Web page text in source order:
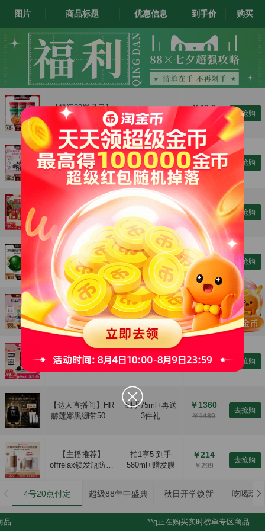
图片 商品标题 优惠信息 到手价 购买
【超级88爆品日】
食族人火辣爆肚粉
豌豆酸辣粉桶装方
便速食宵夜
官方立减8.7
￥48.9
￥57.6
去抢购
【超级88爆品日】
东阿阿胶桃花姬红
枣枸杞阿胶糕160g
送礼长辈父母
赠100g*2盒+立
减72+领168元
券
￥151.05
￥300
去抢购
【88预售直播间专
享】英氏忆小口鲜
果山楂棒儿童健康
营养零食
立减25+领46元
￥175.9
￥200.9
去抢购
【蜜蜂惊喜社】马
应龙眼霜淡化眼袋
黑眼圈细纹紧致抗
皱保湿八宝
赠25g+15ml+眼
膜2片
￥208
￥248
去抢购
【达人直播间】汤
臣倍健健力多氨糖
软骨素钙片200粒补
软骨护关节
赠60粒+立减
36+领64元券
￥263.9
￥299.9
去抢购
【超级88】五谷磨
房无糖芝麻丸健康
赠108g*2+63g*4
￥135.8
￥159.8
去抢购
【达人直播间】HR
赫莲娜黑绷带50%
到手75ml+再送
3件礼
￥1360
￥1480
去抢购
【主播推荐】
offrelax锁发瓶防脱
拍1享5 到手
580ml+赠发膜
￥214
￥299
去抢购
五谷磨房核桃芝麻
黑豆粉阿胶五红粉
领36元券
￥159.8
4号20点付定 超级88年中盛典 秋日开学焕新 吃喝玩
**g正在购买实时榜单专区商品